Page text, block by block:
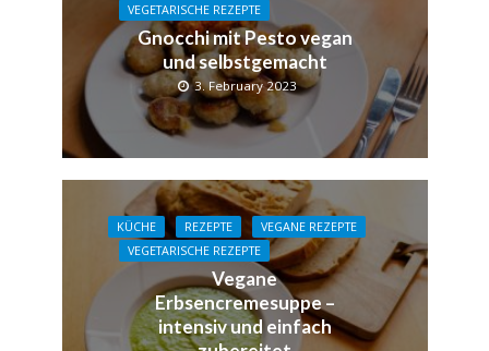
VEGETARISCHE REZEPTE
Gnocchi mit Pesto vegan
und selbstgemacht
3. February 2023
KÜCHE REZEPTE
VEGANE REZEPTE
VEGETARISCHE REZEPTE
Vegane
Erbsencremesuppe –
intensiv und einfach